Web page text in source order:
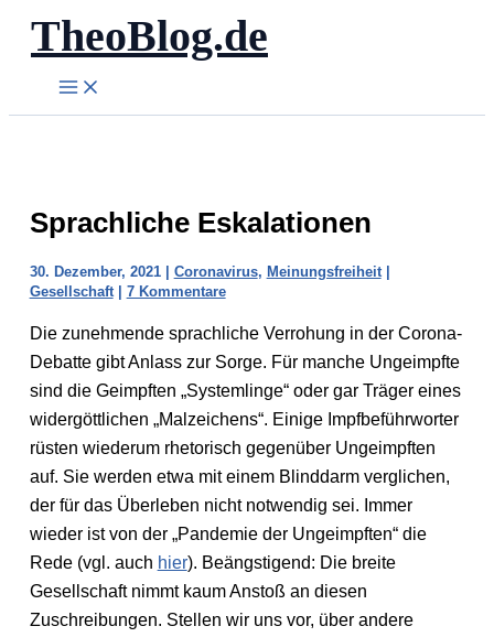
Zum
Inhalt
springen
TheoBlog.de
Sprachliche Eskalationen
30. Dezember, 2021 | Coronavirus, Meinungsfreiheit|
Gesellschaft| 7 Kommentare
Die zunehmende sprachliche Verrohung in der Corona-
Debatte gibt Anlass zur Sorge. Für manche Ungeimpfte
sind die Geimpften „Systemlinge“ oder gar Träger eines
widergöttlichen „Malzeichens“. Einige Impfbeführworter
rüsten wiederum rhetorisch gegenüber Ungeimpften
auf. Sie werden etwa mit einem Blinddarm verglichen,
der für das Überleben nicht notwendig sei. Immer
wieder ist von der „Pandemie der Ungeimpften“ die
Rede (vgl. auch hier). Beängstigend: Die breite
Gesellschaft nimmt kaum Anstoß an diesen
Zuschreibungen. Stellen wir uns vor, über andere